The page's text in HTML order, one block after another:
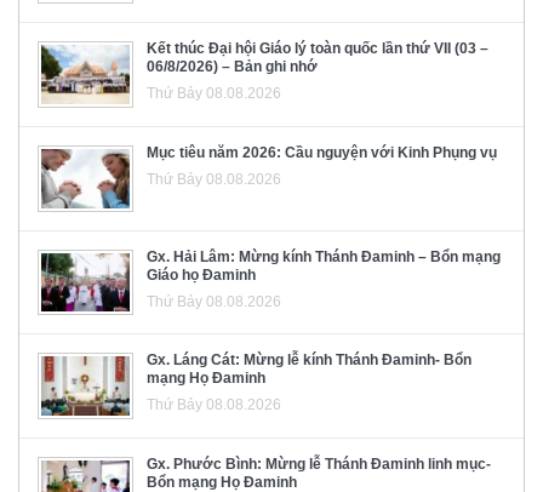
Kết thúc Đại hội Giáo lý toàn quốc lần thứ VII (03 –
06/8/2026) – Bản ghi nhớ
Thứ Bảy 08.08.2026
Mục tiêu năm 2026: Cầu nguyện với Kinh Phụng vụ
Thứ Bảy 08.08.2026
Gx. Hải Lâm: Mừng kính Thánh Đaminh – Bổn mạng
Giáo họ Đaminh
Thứ Bảy 08.08.2026
Gx. Láng Cát: Mừng lễ kính Thánh Đaminh- Bổn
mạng Họ Đaminh
Thứ Bảy 08.08.2026
Gx. Phước Bình: Mừng lễ Thánh Đaminh linh mục-
Bổn mạng Họ Đaminh